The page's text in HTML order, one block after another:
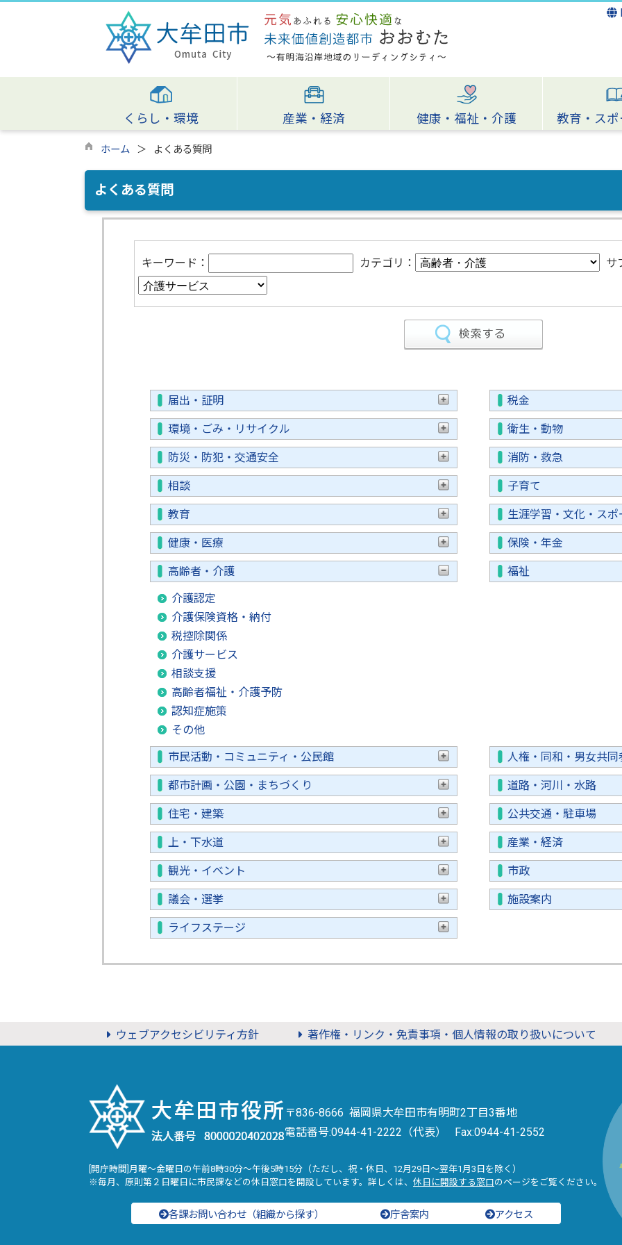
くらし・環境 産業・経済 健康・福祉・介護 教育・ス
ホーム よくある質問
よくある質問
キーワード： カテゴリ： サ
届出・証明 税金
環境・ごみ・リサイクル 衛生・動物
防災・防犯・交通安全 消防・救急
相談 子育て
教育 生涯学習・文化・スポ
健康・医療 保険・年金
高齢者・介護
介護認定
介護保険資格・納付
税控除関係
介護サービス
相談支援
高齢者福祉・介護予防
認知症施策
その他
福祉
市民活動・コミュニティ・公民館 人権・同和・男女共同
都市計画・公園・まちづくり 道路・河川・水路
住宅・建築 公共交通・駐車場
上・下水道 産業・経済
観光・イベント 市政
議会・選挙 施設案内
ライフステージ
ウェブアクセシビリティ方針 著作権・リンク・免責事項・個人情報の取り扱いについて
〒836-8666 福岡県大牟田市有明町2丁目3番地
電話番号:0944-41-2222（代表） Fax:0944-41-2552
[開庁時間]月曜～金曜日の午前8時30分～午後5時15分（ただし、祝・休日、12月29日～翌年1月3日を除く）
※毎月、原則第２日曜日に市民課などの休日窓口を開設しています。詳しくは、 休日に開設する窓口のページをご覧ください。
各課お問い合わせ（組織から探す） 庁舎案内 アクセス